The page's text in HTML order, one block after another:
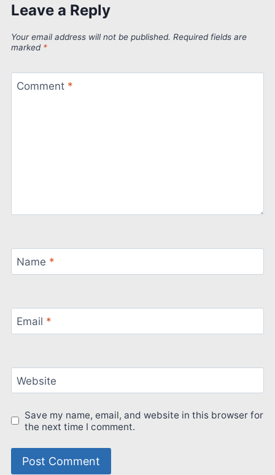
Leave a Reply
Your email address will not be published. Required fields are
marked *
Comment *
Name *
Email *
Website
Save my name, email, and website in this browser for
the next time I comment.